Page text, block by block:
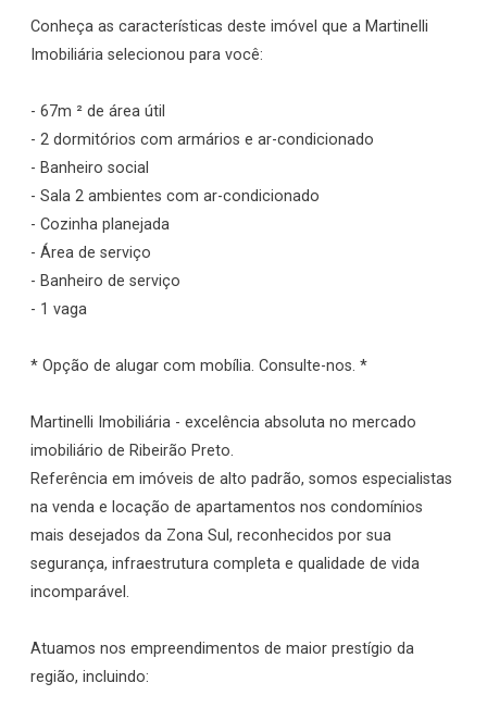
Conheça as características deste imóvel que a Martinelli
Imobiliária selecionou para você:
- 67m ² de área útil
- 2 dormitórios com armários e ar-condicionado
- Banheiro social
- Sala 2 ambientes com ar-condicionado
- Cozinha planejada
- Área de serviço
- Banheiro de serviço
- 1 vaga
* Opção de alugar com mobília. Consulte-nos. *
Martinelli Imobiliária - excelência absoluta no mercado
imobiliário de Ribeirão Preto.
Referência em imóveis de alto padrão, somos especialistas
na venda e locação de apartamentos nos condomínios
mais desejados da Zona Sul, reconhecidos por sua
segurança, infraestrutura completa e qualidade de vida
incomparável.
Atuamos nos empreendimentos de maior prestígio da
região, incluindo: